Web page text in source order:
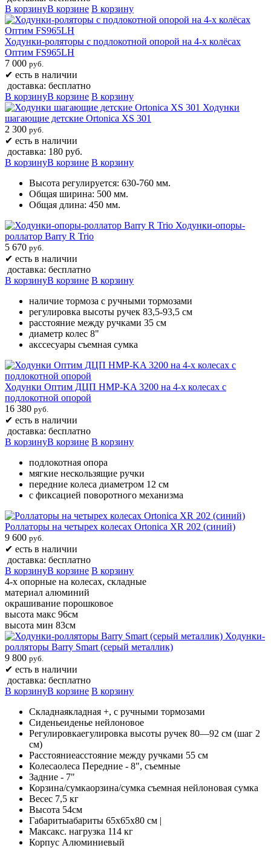
В корзинуВ корзине В корзину
Ходунки-роляторы с подлокотной опорой на 4-х колёсах
Оптим FS965LH
7 000 руб.
✔ есть в наличии
доставка: бесплатно
В корзинуВ корзине В корзину
Ходунки
шагающие детские Ortonica XS 301
2 300 руб.
✔ есть в наличии
доставка: 180 руб.
В корзинуВ корзине В корзину
Высота регулируется: 630-760 мм.
Общая ширина: 500 мм.
Общая длина: 450 мм.
Ходунки-опоры-
роллатор Barry R Trio
5 670 руб.
✔ есть в наличии
доставка: бесплатно
В корзинуВ корзине В корзину
наличие тормоза с ручными тормозами
регулировка высоты ручек 83,5-93,5 см
расстояние между ручками 35 см
диаметр колес 8"
акссесуары съемная сумка
Ходунки Оптим ДЦП HMP-KA 3200 на 4-х колесах с
подлокотной опорой
16 380 руб.
✔ есть в наличии
доставка: бесплатно
В корзинуВ корзине В корзину
подлокотная опора
мягкие нескользящие ручки
передние колеса диаметром 12 см
с фиксацией поворотного механизма
Роллаторы на четырех колесах Ortonica XR 202 (синий)
9 600 руб.
✔ есть в наличии
доставка: бесплатно
В корзинуВ корзине В корзину
4-х опорные на колесах, складные
материал алюминий
окрашивание порошковое
высота макс 96см
высота мин 83см
Ходунки-
ролляторы Barry Smart (серый металлик)
9 800 руб.
✔ есть в наличии
доставка: бесплатно
В корзинуВ корзине В корзину
Складнаякладная +, с ручными тормозами
Сиденьеиденье нейлоновое
Регулировкаегулировка высоты ручек 80—92 см (шаг 2
см)
Расстояниеасстояние между ручками 55 см
Колесаолеса Передние - 8", съемные
Задние - 7"
Корзина/сумкаорзина/сумка съемная нейлоновая сумка
Весес 7,5 кг
Высота 54см
Габаритыабариты 65х65х80 см |
Максакс. нагрузка 114 кг
Корпус Алюминиевый